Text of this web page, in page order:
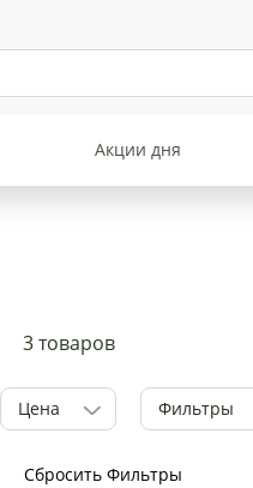
Акции дня
3 товаров
Цена Фильтры
Сбросить Фильтры